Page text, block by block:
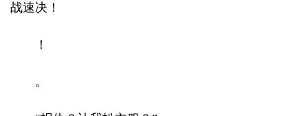
战速决！
！
。